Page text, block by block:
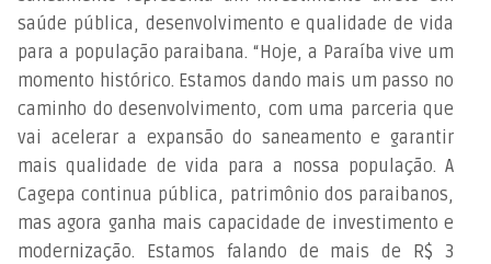
saúde pública, desenvolvimento e qualidade de vida
para a população paraibana. “Hoje, a Paraíba vive um
momento histórico. Estamos dando mais um passo no
caminho do desenvolvimento, com uma parceria que
vai acelerar a expansão do saneamento e garantir
mais qualidade de vida para a nossa população. A
Cagepa continua pública, patrimônio dos paraibanos,
mas agora ganha mais capacidade de investimento e
modernização. Estamos falando de mais de R$ 3